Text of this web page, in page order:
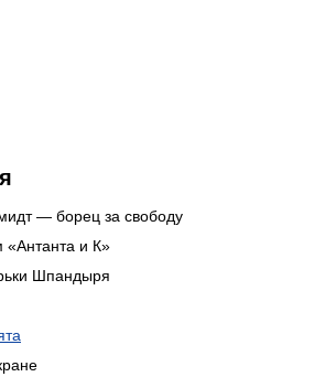
— борец за свободу
и К»
Шпандыря